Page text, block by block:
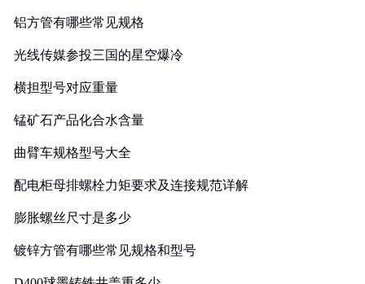
铝方管有哪些常见规格
光线传媒参投三国的星空爆冷
横担型号对应重量
锰矿石产品化合水含量
曲臂车规格型号大全
配电柜母排螺栓力矩要求及连接规范详解
膨胀螺丝尺寸是多少
镀锌方管有哪些常见规格和型号